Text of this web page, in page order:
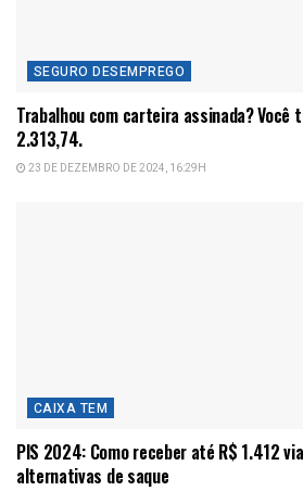
SEGURO DESEMPREGO
Trabalhou com carteira assinada? Você
2.313,74.
23 DE DEZEMBRO DE 2024, 16:29H
CAIXA TEM
PIS 2024: Como receber até R$ 1.412
alternativas de saque